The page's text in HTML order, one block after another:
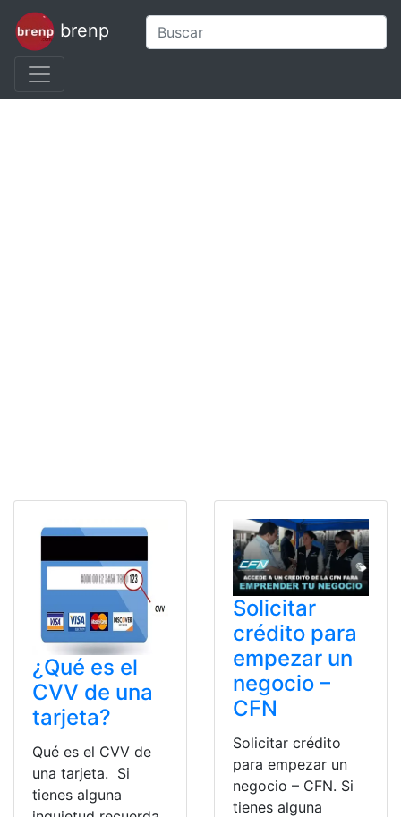
brenp
¿Qué es el
CVV de una
tarjeta?
Qué es el CVV de
una tarjeta. Si
tienes alguna
Solicitar
crédito para
empezar un
negocio –
CFN
Solicitar crédito
para empezar un
negocio – CFN. Si
tienes alguna